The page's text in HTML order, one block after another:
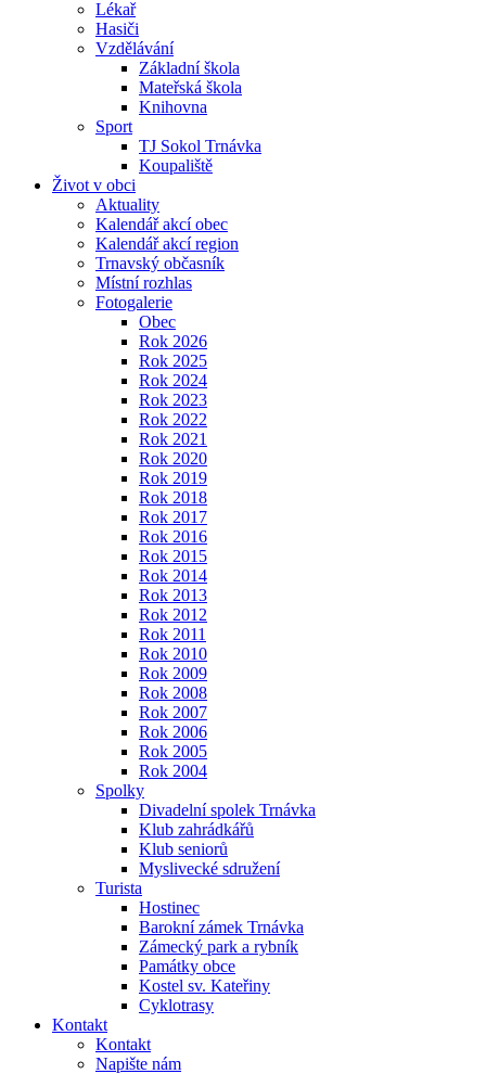
Lékař
Hasiči
Vzdělávání
Základní škola
Mateřská škola
Knihovna
Sport
TJ Sokol Trnávka
Koupaliště
Život v obci
Aktuality
Kalendář akcí obec
Kalendář akcí region
Trnavský občasník
Místní rozhlas
Fotogalerie
Obec
Rok 2026
Rok 2025
Rok 2024
Rok 2023
Rok 2022
Rok 2021
Rok 2020
Rok 2019
Rok 2018
Rok 2017
Rok 2016
Rok 2015
Rok 2014
Rok 2013
Rok 2012
Rok 2011
Rok 2010
Rok 2009
Rok 2008
Rok 2007
Rok 2006
Rok 2005
Rok 2004
Spolky
Divadelní spolek Trnávka
Klub zahrádkářů
Klub seniorů
Myslivecké sdružení
Turista
Hostinec
Barokní zámek Trnávka
Zámecký park a rybník
Památky obce
Kostel sv. Kateřiny
Cyklotrasy
Kontakt
Kontakt
Napište nám